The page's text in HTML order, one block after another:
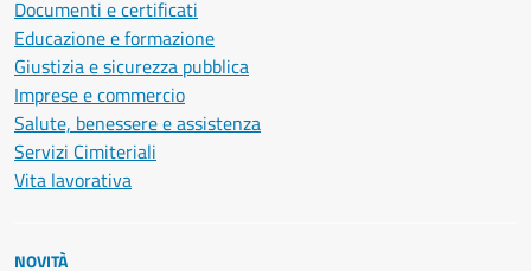
Documenti e certificati
Educazione e formazione
Giustizia e sicurezza pubblica
Imprese e commercio
Salute, benessere e assistenza
Servizi Cimiteriali
Vita lavorativa
NOVITÀ